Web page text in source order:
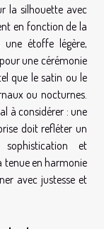
la silhouette avec
en fonction de la
étoffe légère,
une cérémonie
que le satin ou le
ou nocturnes.
à considérer : une
doit refléter un
sophistication et
tenue en harmonie
avec justesse et